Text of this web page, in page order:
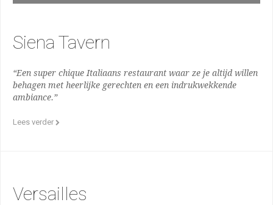
Siena Tavern
“Een super chique Italiaans restaurant waar ze je altijd willen
behagen met heerlijke gerechten en een indrukwekkende
ambiance.”
Lees verder
Versailles